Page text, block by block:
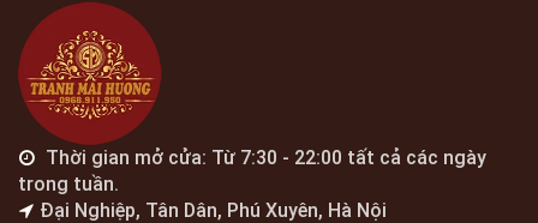
Thời gian mở cửa: Từ 7:30 - 22:00 tất cả các ngày
trong tuần.
Đại Nghiệp, Tân Dân, Phú Xuyên, Hà Nội